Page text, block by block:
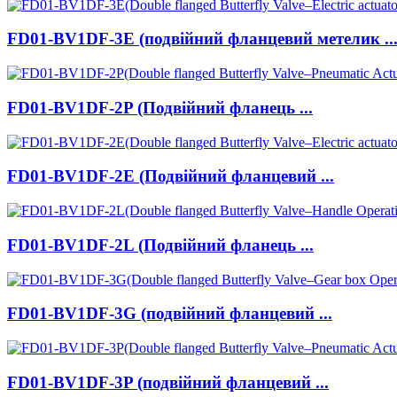
FD01-BV1DF-3E (подвійний фланцевий метелик ...
FD01-BV1DF-2P (Подвійний фланець ...
FD01-BV1DF-2E (Подвійний фланцевий ...
FD01-BV1DF-2L (Подвійний фланець ...
FD01-BV1DF-3G (подвійний фланцевий ...
FD01-BV1DF-3P (подвійний фланцевий ...